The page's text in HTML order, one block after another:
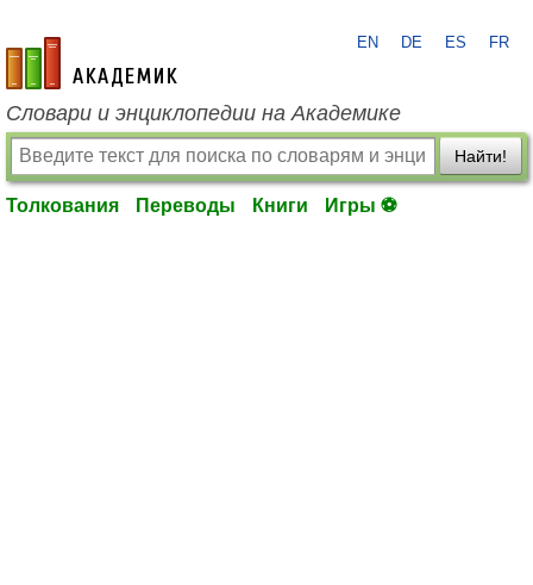
academic.ru
EN DE ES FR
Словари и энциклопедии на Академике
Найти!
Толкования Переводы Книги Игры ⚽